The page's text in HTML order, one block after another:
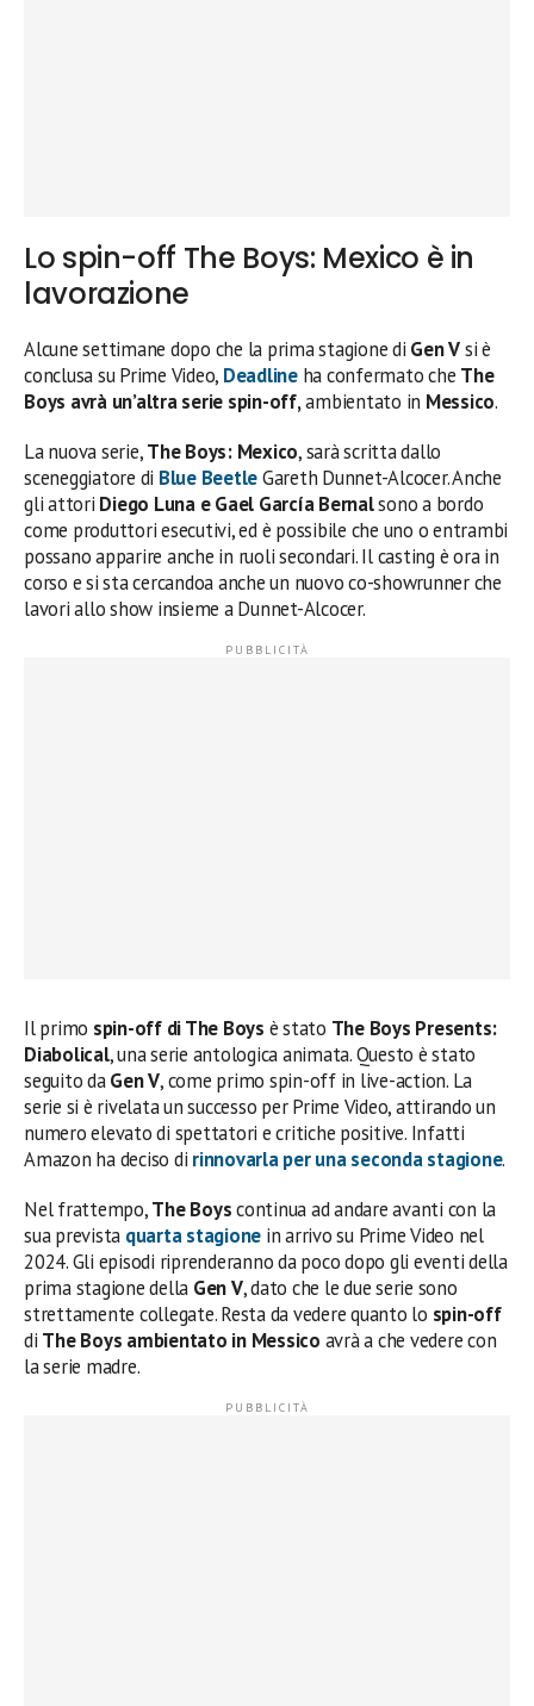
Lo spin-off The Boys: Mexico è in
lavorazione
Alcune settimane dopo che la prima stagione di Gen Vsi è
conclusa su Prime Video, Deadline ha confermato che The
Boys avrà un’altra serie spin-off,ambientato in Messico.
La nuova serie,The Boys: Mexico, sarà scritta dallo
sceneggiatore di Blue BeetleGareth Dunnet-Alcocer. Anche
gli attori Diego Luna e Gael García Bernalsono a bordo
come produttori esecutivi, ed è possibile che uno o entrambi
possano apparire anche in ruoli secondari. Il casting è ora in
corso e si sta cercandoa anche un nuovo co-showrunner che
lavori allo show insieme a Dunnet-Alcocer.
Il primo spin-off di The Boys è stato The Boys Presents:
Diabolical, una serie antologica animata. Questo è stato
seguito daGen V, come primo spin-off in live-action. La
serie si è rivelata un successo per Prime Video, attirando un
numero elevato di spettatori e critiche positive. Infatti
Amazon ha deciso di rinnovarla per una seconda stagione.
Nel frattempo,The Boyscontinua ad andare avanti con la
sua prevista quarta stagione in arrivo su Prime Video nel
2024. Gli episodi riprenderanno da poco dopo gli eventi della
prima stagione della Gen V, dato che le due serie sono
strettamente collegate. Resta da vedere quanto lo spin-off
di The Boys ambientato in Messico avrà a che vedere con
la serie madre.